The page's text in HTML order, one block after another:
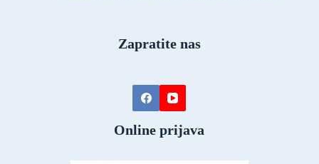
Zapratite nas
Online prijava